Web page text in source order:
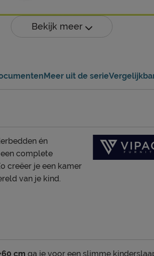
Bekijk meer
Meer uit de serie
én
complete
creëer je een kamer
van je kind.
cm ga je voor een slimme